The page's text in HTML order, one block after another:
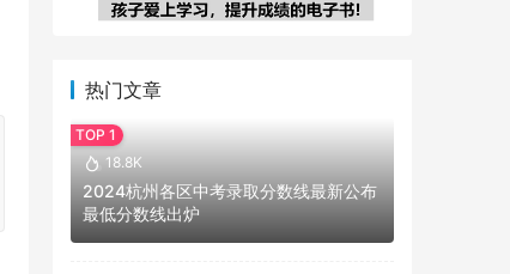
热门文章
18.8K
2024杭州各区中考录取分数线最新公布
最低分数线出炉